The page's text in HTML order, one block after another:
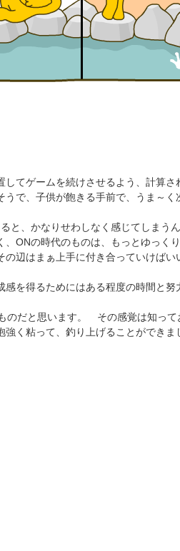
てゲームを続けさせるよう、計算さ
で、子供が飽きる手前で、うま～
と、かなりせわしなく感じてしまうん
ONの時代のものは、もっとゆっ
辺はまぁ上手に付き合っていけば
得るためにはある程度の時間と
だと思います。 その感覚は知って
く粘って、釣り上げることがで